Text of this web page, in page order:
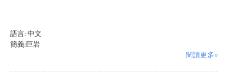
語言: 中文
簡義:巨岩
閱讀更多»